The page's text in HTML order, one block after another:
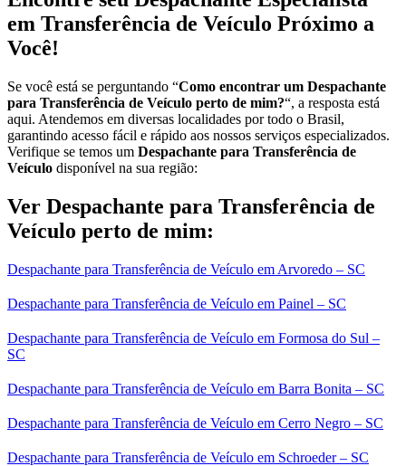
em Transferência de Veículo Próximo a
Você!
Se você está se perguntando “Como encontrar um Despachante
para Transferência de Veículo perto de mim?“, a resposta está
aqui. Atendemos em diversas localidades por todo o Brasil,
garantindo acesso fácil e rápido aos nossos serviços especializados.
Verifique se temos um Despachante para Transferência de
Veículo disponível na sua região:
Ver Despachante para Transferência de
Veículo perto de mim:
Despachante para Transferência de Veículo em Arvoredo – SC
Despachante para Transferência de Veículo em Painel – SC
Despachante para Transferência de Veículo em Formosa do Sul –
SC
Despachante para Transferência de Veículo em Barra Bonita – SC
Despachante para Transferência de Veículo em Cerro Negro – SC
Despachante para Transferência de Veículo em Schroeder – SC